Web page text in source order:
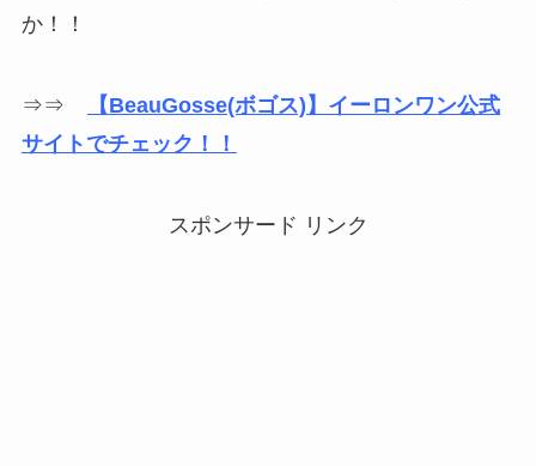
か！！
⇒⇒
【BeauGosse(ボゴス)】イーロンワン公式
サイトでチェック！！
スポンサード リンク